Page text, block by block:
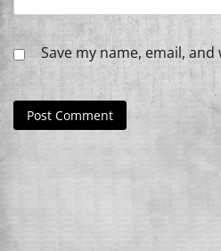
Save my name, email,